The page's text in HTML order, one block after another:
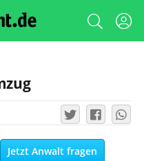
Jetzt Anwalt fragen